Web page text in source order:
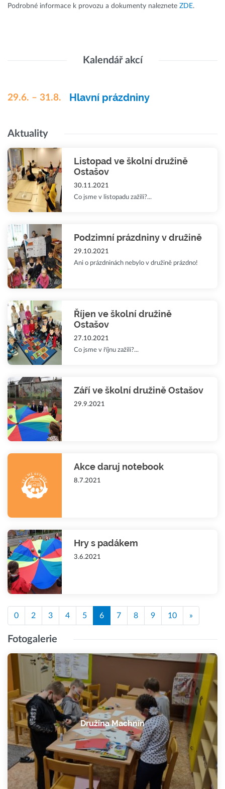
Podrobné informace k provozu a dokumenty naleznete ZDE.
Kalendář akcí
29.6. – 31.8. Hlavní prázdniny
Aktuality
Listopad ve školní družině
Ostašov
30.11.2021
Co jsme v listopadu zažili?...
Podzimní prázdniny v družině
29.10.2021
Ani o prázdninách nebylo v družině prázdno!
Říjen ve školní družině
Ostašov
27.10.2021
Co jsme v říjnu zažili?...
Září ve školní družině Ostašov
29.9.2021
Akce daruj notebook
8.7.2021
Hry s padákem
3.6.2021
0 2 3 4 5 6 7 8 9 10 »
Fotogalerie
Družina Machnín